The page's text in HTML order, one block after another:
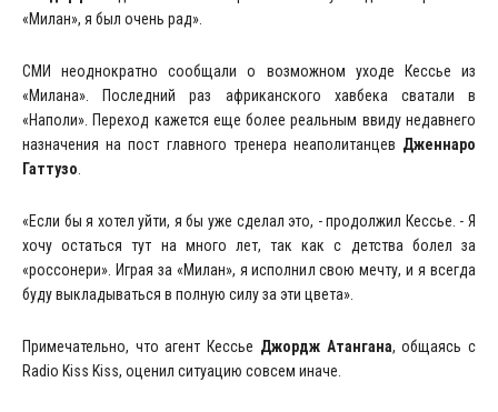
«Милан», я был очень рад».
СМИ неоднократно сообщали о возможном уходе Кессье из
«Милана». Последний раз африканского хавбека сватали в
«Наполи». Переход кажется еще более реальным ввиду недавнего
назначения на пост главного тренера неаполитанцев Дженнаро
Гаттузо
«Если бы я хотел уйти, я бы уже сделал это, - продолжил Кессье. - Я
хочу остаться тут на много лет, так как с детства болел за
«россонери». Играя за «Милан», я исполнил свою мечту, и я всегда
буду выкладываться в полную силу за эти цвета».
Примечательно, что агент Кессье Джордж Атангана, общаясь с
Radio Kiss Kiss, оценил ситуацию совсем иначе.